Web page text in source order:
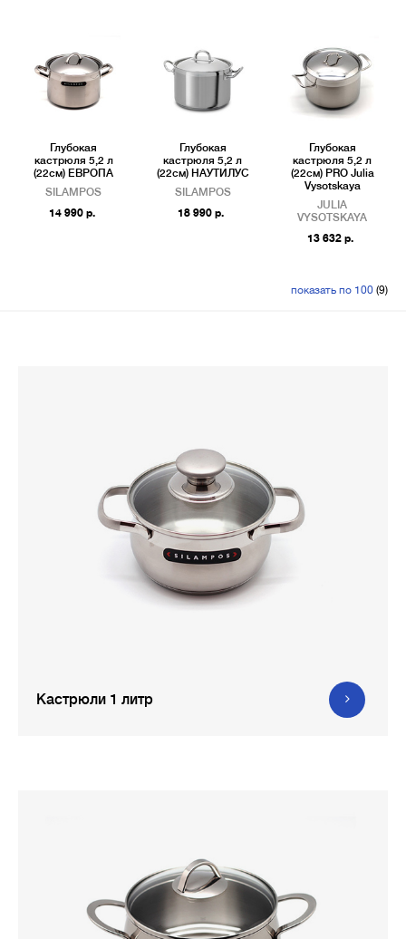
Глубокая
кастрюля 5,2 л
(22см) ЕВРОПА
SILAMPOS
14 990 р.
Глубокая
кастрюля 5,2 л
(22см) НАУТИЛУС
SILAMPOS
18 990 р.
Глубокая
кастрюля 5,2 л
(22см) PRO Julia
Vysotskaya
JULIA
VYSOTSKAYA
13 632 р.
показать по 100 (9)
Кастрюли 1 литр